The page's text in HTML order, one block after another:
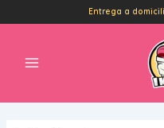
al
Entrega a
Menu